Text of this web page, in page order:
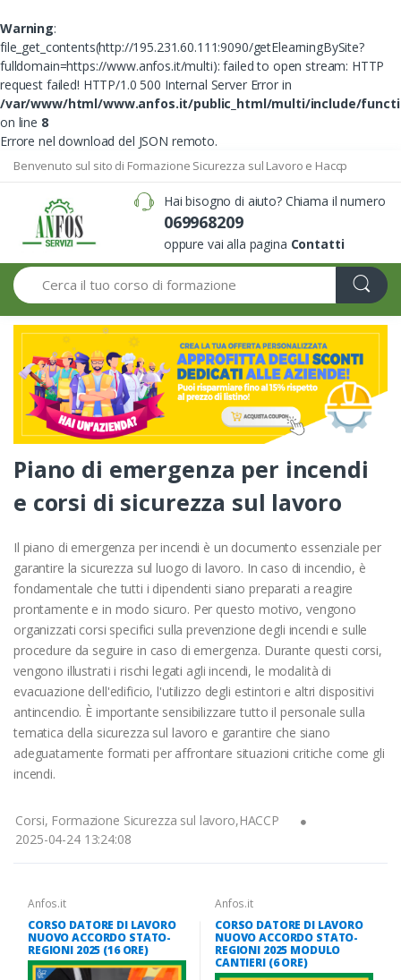
Warning:
file_get_contents(http://195.231.60.111:9090/getElearningBySite?
fulldomain=https://www.anfos.it/multi): failed to open stream: HTTP
request failed! HTTP/1.0 500 Internal Server Error in
/var/www/html/www.anfos.it/public_html/multi/include/
on line 8
Errore nel download del JSON remoto.
Benvenuto sul sito di Formazione Sicurezza sul Lavoro e Haccp
Hai bisogno di aiuto? Chiama il numero
069968209
oppure vai alla pagina Contatti
Search
Piano di emergenza per incendi
e corsi di sicurezza sul lavoro
Il piano di emergenza per incendi è un documento essenziale per
garantire la sicurezza sul luogo di lavoro. In caso di incendio, è
fondamentale che tutti i dipendenti siano preparati a reagire
prontamente e in modo sicuro. Per questo motivo, vengono
organizzati corsi specifici sulla prevenzione degli incendi e sulle
procedure da seguire in caso di emergenza. Durante questi corsi,
vengono illustrati i rischi legati agli incendi, le modalità di
evacuazione dell'edificio, l'utilizzo degli estintori e altri dispositivi
antincendio. È importante sensibilizzare tutto il personale sulla
tematica della sicurezza sul lavoro e garantire che siano
adeguatamente formati per affrontare situazioni critiche come gli
incendi.
Corsi, Formazione Sicurezza sul lavoro,HACCP
2025-04-24 13:24:08
Anfos.it
CORSO DATORE DI LAVORO
NUOVO ACCORDO STATO-
REGIONI 2025 (16 ORE)
Anfos.it
CORSO DATORE DI LAVORO
NUOVO ACCORDO STATO-
REGIONI 2025 MODULO
CANTIERI (6 ORE)